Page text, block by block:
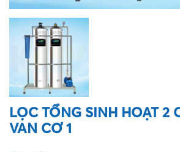
LỌC TỔNG SINH HOẠT 2
VAN CƠ 1